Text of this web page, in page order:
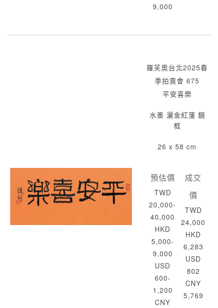
9,000
羅芙奧台北2025春
季拍賣會 675
平安喜樂
水墨 灑金紅箋 鏡
框
26 x 58 cm
預估價
TWD
20,000-
40,000
HKD
5,000-
9,000
USD
600-
1,200
CNY
成交
價
TWD
24,000
HKD
6,283
USD
802
CNY
5,769